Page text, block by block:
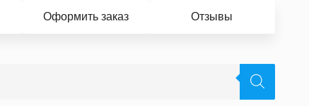
Оформить заказ Отзывы